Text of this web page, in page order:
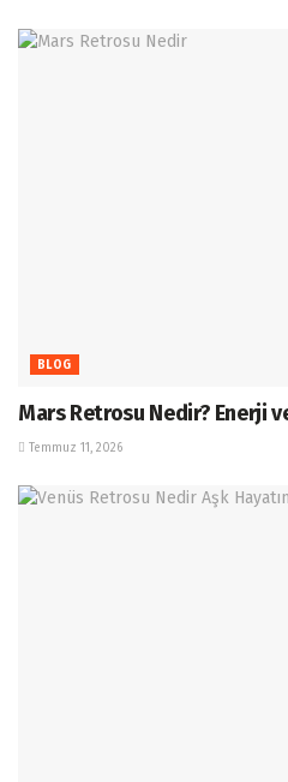
BLOG
Mars Retrosu Nedir? Enerji
Temmuz 11, 2026